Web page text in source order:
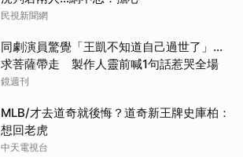
民視新聞網
同劇演員驚覺「王凱不知道自己過世了」...
求菩薩帶走 製作人靈前喊1句話惹哭全場
鏡週刊
MLB/才去道奇就後悔？道奇新王牌史庫柏：
想回老虎
中天電視台